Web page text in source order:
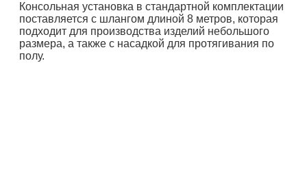
Консольная установка в стандартной комплектации
поставляется с шлангом длиной 8 метров, которая
подходит для производства изделий небольшого
размера, а также с насадкой для протягивания по
полу.